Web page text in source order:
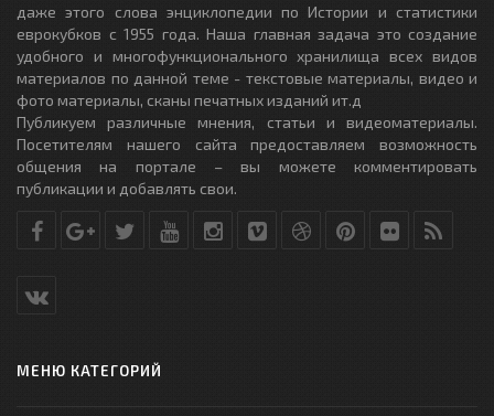
даже этого слова энциклопедии по Истории и статистики
еврокубков с 1955 года. Наша главная задача это создание
удобного и многофункционального хранилища всех видов
материалов по данной теме - текстовые материалы, видео и
фото материалы, сканы печатных изданий ит.д
Публикуем различные мнения, статьи и видеоматериалы.
Посетителям нашего сайта предоставляем возможность
общения на портале – вы можете комментировать
публикации и добавлять свои.
МЕНЮ КАТЕГОРИЙ